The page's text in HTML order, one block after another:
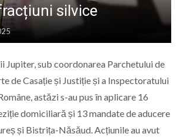
silvice
Jupiter, sub coordonarea Parchetului de
de Casație și Justiție și a Inspectoratului
astăzi s-au pus în aplicare 16
domiciliară și 13 mandate de aducere
și Bistrița-Năsăud. Acțiunile au avut